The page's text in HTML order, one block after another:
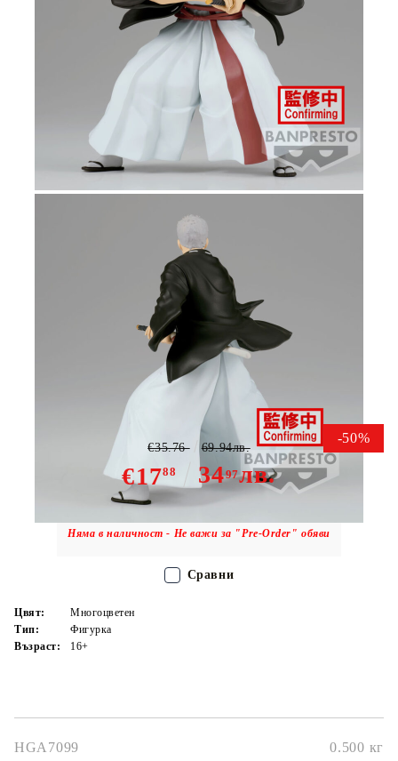
Hells Paradise Vibration Stars
Колекционерска Фигурка -
Yamada Asaemon Shion
-50%
€1788 3497лв.
€35.76 69.94лв.
Няма в наличност - Не важи за "Pre-Order" обяви
Цвят:
Многоцветен
Тип:
Фигурка
Възраст:
16+
HGA7099 0.500 кг
Сравни